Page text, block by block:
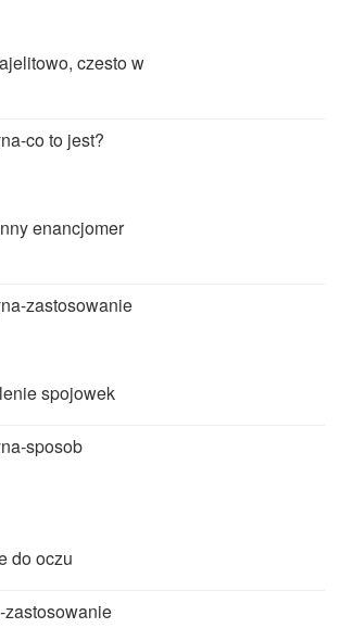
czesto w
co to jest?
enancjomer
zastosowanie
spojowek
sposob
do oczu